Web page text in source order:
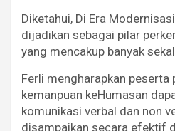
Diketahui, Di Era
dijadikan sebagai pilar
yang mencakup banyak
Ferli mengharapkan peserta
kemanpuan keHumasan
komunikasi verbal dan non
disampaikan secara efektif